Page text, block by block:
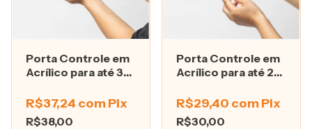
Porta Controle em
Acrílico para até 3
R$38,00
R$37,24 comPix
Porta Controle em
Acrílico para até 2
R$30,00
R$29,40 comPix